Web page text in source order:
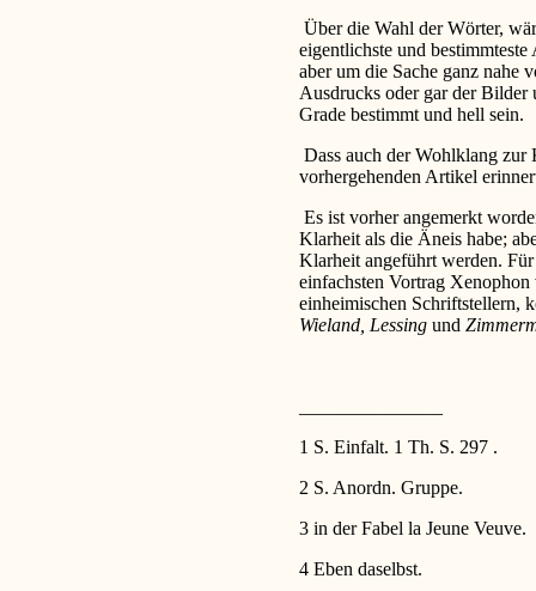
Über die Wahl der Wörter,
eigentlichste und
aber um die Sache ganz nahe
Ausdrucks oder gar der Bilder
Grade bestimmt und hell sein.
Dass auch der Wohlklang zur
vorhergehenden Artikel
Es ist vorher angemerkt
Klarheit als die Äneis habe;
Klarheit angeführt werden.
einfachsten Vortrag
einheimischen Schriftstellern,
Wieland, Lessing und
1 S. Einfalt. 1 Th. S. 297 .
2 S. Anordn. Gruppe.
3 in der Fabel la Jeune Veuve.
4 Eben daselbst.